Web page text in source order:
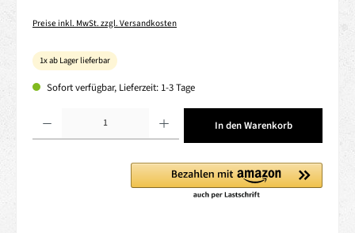
Preise inkl. MwSt. zzgl. Versandkosten
1x ab Lager lieferbar
Sofort verfügbar, Lieferzeit: 1-3 Tage
In den Warenkorb